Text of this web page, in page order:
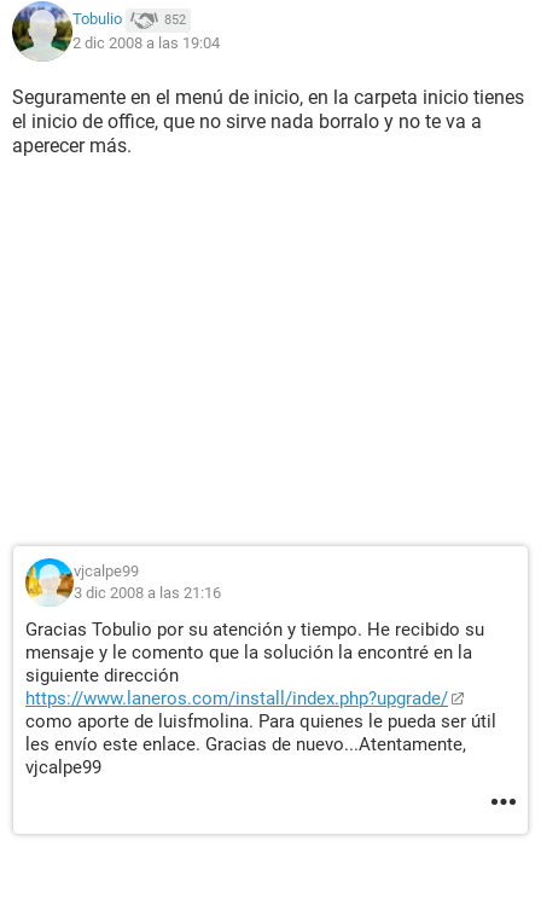
Tobulio 852
2 dic 2008 a las 19:04
Seguramente en el menú de inicio, en la carpeta inicio tienes
el inicio de office, que no sirve nada borralo y no te va a
aperecer más.
vjcalpe99
3 dic 2008 a las 21:16
Gracias Tobulio por su atención y tiempo. He recibido su
mensaje y le comento que la solución la encontré en la
siguiente dirección
https://www.laneros.com/install/index.php?upgrade/
como aporte de luisfmolina. Para quienes le pueda ser útil
les envío este enlace. Gracias de nuevo...Atentamente,
vjcalpe99